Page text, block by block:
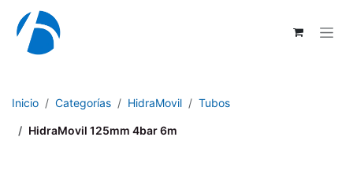
Ir al contenido
Inicio Categorías HidraMovil Tubos
HidraMovil 125mm 4bar 6m